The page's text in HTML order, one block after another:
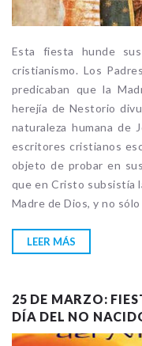
Esta fiesta hunde
cristianismo. Los
predicaban que la
herejía de Nestorio
naturaleza humana de
escritores cristianos
objeto de probar en
que en Cristo subsistía
Madre de Dios, y no
LEER MÁS
25 DE MARZO:
DÍA DEL NO